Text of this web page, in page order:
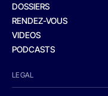
DOSSIERS
RENDEZ-VOUS
VIDEOS
PODCASTS
LEGAL